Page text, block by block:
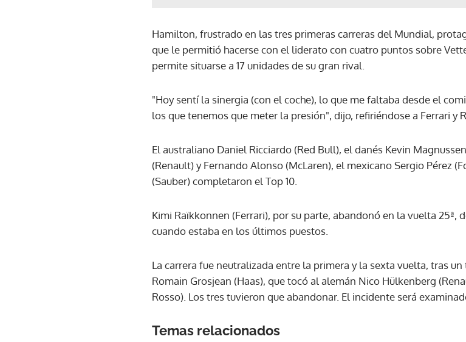
Gracias por suscribirte a nuestro
Hamilton, frustrado en las tres primeras carreras del Mundial,
que le permitió hacerse con el liderato con cuatro puntos sobre
permite situarse a 17 unidades de su gran rival.
"Hoy sentí la sinergia (con el coche), lo que me faltaba desde el
los que tenemos que meter la presión", dijo, refiriéndose a Ferrari y
El australiano Daniel Ricciardo (Red Bull), el danés Kevin
(Renault) y Fernando Alonso (McLaren), el mexicano Sergio Pérez
(Sauber) completaron el Top 10.
Kimi Raïkkonnen (Ferrari), por su parte, abandonó en la vuelta 25ª,
cuando estaba en los últimos puestos.
La carrera fue neutralizada entre la primera y la sexta vuelta, tras
Romain Grosjean (Haas), que tocó al alemán Nico Hülkenberg
Rosso). Los tres tuvieron que abandonar. El incidente será
Temas relacionados